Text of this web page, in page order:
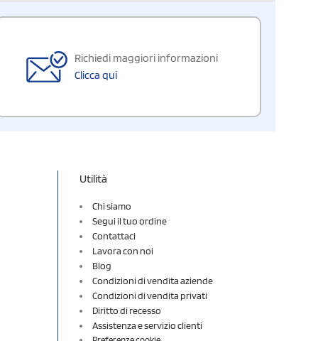
Richiedi maggiori informazioni
Clicca qui
Utilità
Chi siamo
Segui il tuo ordine
Contattaci
Lavora con noi
Blog
Condizioni di vendita aziende
Condizioni di vendita privati
Diritto di recesso
Assistenza e servizio clienti